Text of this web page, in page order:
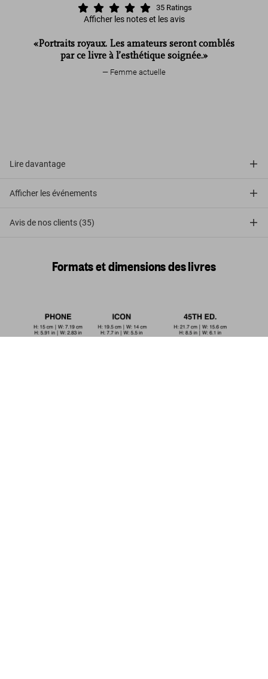
35 Ratings
Afficher les notes et les avis
«Portraits royaux. Les amateurs seront comblés
par ce livre à l’esthétique soignée.»
Femme actuelle
Lire davantage
Afficher les événements
Avis de nos clients (35)
Formats et dimensions des livres